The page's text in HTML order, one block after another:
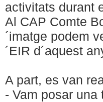
activitats durant
Al CAP Comte
´imatge podem
´EIR d´aquest
A part, es van
- Vam posar